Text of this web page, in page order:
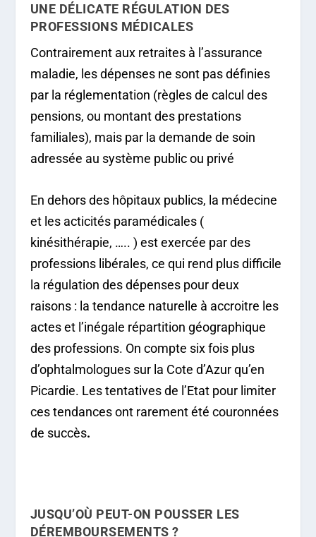
UNE DÉLICATE RÉGULATION DES
PROFESSIONS MÉDICALES
Contrairement aux retraites à l’assurance
maladie, les dépenses ne sont pas définies
par la réglementation (règles de calcul des
pensions, ou montant des prestations
familiales), mais par la demande de soin
adressée au système public ou privé
En dehors des hôpitaux publics, la médecine
et les acticités paramédicales (
kinésithérapie, ….. ) est exercée par des
professions libérales, ce qui rend plus difficile
la régulation des dépenses pour deux
raisons : la tendance naturelle à accroitre les
actes et l’inégale répartition géographique
des professions. On compte six fois plus
d’ophtalmologues sur la Cote d’Azur qu’en
Picardie. Les tentatives de l’Etat pour limiter
ces tendances ont rarement été couronnées
de succès.
JUSQU’OÙ PEUT-ON POUSSER LES
DÉREMBOURSEMENTS ?